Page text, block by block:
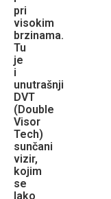
pri
visokim
brzinama.
Tu
je
i
unutrašnji
DVT
(Double
Visor
Tech)
sunčani
vizir,
kojim
se
lako